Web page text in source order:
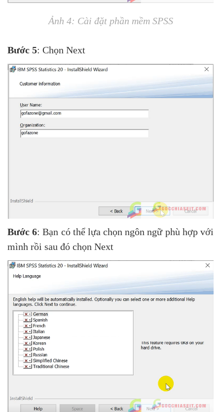
Ảnh 4: Cài đặt phần mềm SPSS
Bước 5: Chọn Next
Bước 6: Bạn có thể lựa chọn ngôn ngữ phù hợp với
mình rồi sau đó chọn Next